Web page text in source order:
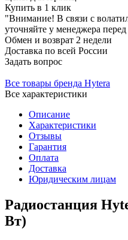
Купить в 1 клик
"Внимание! В связи с
уточняйте у менеджера
Обмен и возврат 2 недели
Доставка по всей России
Задать вопрос
Все товары бренда Hytera
Все характеристики
Описание
Характеристики
Отзывы
Гарантия
Оплата
Доставка
Юридическим лицам
Радиостанция
Вт)